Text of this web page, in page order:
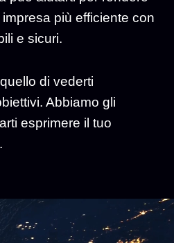
più efficiente con
e sicuri.
di vederti
Abbiamo gli
esprimere il tuo